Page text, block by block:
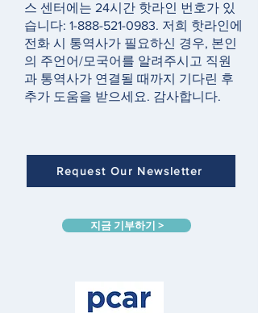
스 센터에는 24시간 핫라인 번호가 있
습니다: 1-888-521-0983. 저희 핫라인에
전화 시 통역사가 필요하신 경우, 본인
의 주언어/모국어를 알려주시고 직원
과 통역사가 연결될 때까지 기다린 후
추가 도움을 받으세요. 감사합니다.
Request Our Newsletter
지금 기부하기 >